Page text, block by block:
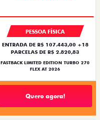
PESSOA FÍSICA
ENTRADA DE R$ 107.443,00 +18
PARCELAS DE R$ 2.820,83
FASTBACK LIMITED EDITION TURBO 270
FLEX AT 2026
Quero agora!